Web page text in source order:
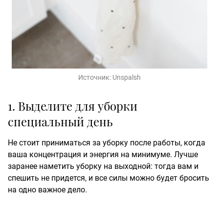
Источник: Unspalsh
1. Выделите для уборки
специальный день
Не стоит приниматься за уборку после работы, когда
ваша концентрация и энергия на минимуме. Лучше
заранее наметить уборку на выходной: тогда вам и
спешить не придется, и все силы можно будет бросить
на одно важное дело.